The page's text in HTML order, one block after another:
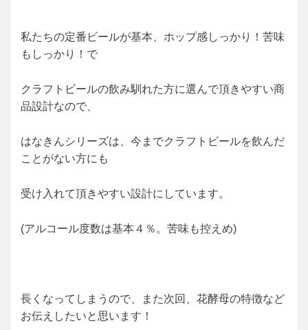
私たちの定番ビールが基本、ホップ感しっかり！苦味
もしっかり！で
クラフトビールの飲み馴れた方に選んで頂きやすい商
品設計なので、
はなきんシリーズは、今までクラフトビールを飲んだ
ことがない方にも
受け入れて頂きやすい設計にしています。
(アルコール度数は基本４％。苦味も控えめ)
長くなってしまうので、また次回、花酵母の特徴など
お伝えしたいと思います！